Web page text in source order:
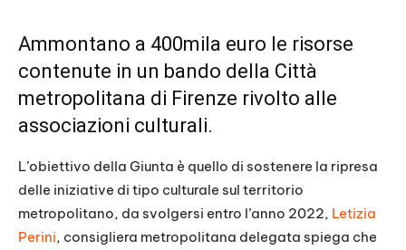
Ammontano a 400mila euro le risorse
contenute in un bando della Città
metropolitana di Firenze rivolto alle
associazioni culturali.
L’obiettivo della Giunta è quello di sostenere la ripresa
delle iniziative di tipo culturale sul territorio
metropolitano, da svolgersi entro l’anno 2022, Letizia
Perini, consigliera metropolitana delegata spiega che